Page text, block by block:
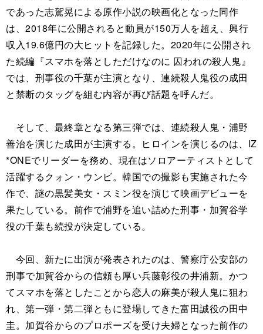
であった志駕晃による原作小説の映画化となった同作
は、2018年に公開されると動員が150万人を超え、興行
収入19.6億円の大ヒットを記録した。2020年に公開され
た続編『スマホを落としただけなのに 囚われの殺人鬼』
では、刑事役の千葉が主演となり、連続殺人鬼役の成田
と禁断のタッグを組む内容が再び話題を呼んだ。
そして、最終章となる第三弾では、連続殺人鬼・浦野
善治を演じた成田が主演する。ヒロインを演じるのは、IZ
*ONEでリーダーを務め、現在はソロアーティストとして
活躍するクォン・ウンビ。韓国での撮影も実施された今
作で、謎の黒髪美女・スミン役を演じて映画デビューを
果たしている。前作で浦野を追い詰めた刑事・加賀谷学
役の千葉も続投が決定している。
今回、新たに出演が発表されたのは、警察庁公安部の
刑事で加賀谷からの信頼も厚い兵藤彰役の井浦新。かつ
てスマホを落としたことから恋人の麻美が殺人鬼に狙わ
れ、第一弾・第二弾ともに登場してきた富田誠役の田中
圭。加賀谷からのプロポーズを受け夫婦となった前作の